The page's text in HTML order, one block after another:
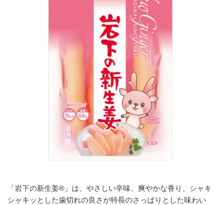
「岩下の新生姜®」は、やさしい辛味、爽やかな香り、シャキ
シャキッとした歯切れの良さが特長のさっぱりとした味わい